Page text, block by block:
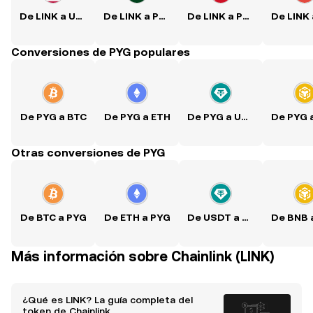
De LINK a USD De LINK a PKR De LINK a PHP
Conversiones de PYG populares
De PYG a BTC De PYG a ETH De PYG a USDT
Otras conversiones de PYG
De BTC a PYG De ETH a PYG De USDT a PYG
Más información sobre Chainlink (LINK)
¿Qué es LINK? La guía completa del